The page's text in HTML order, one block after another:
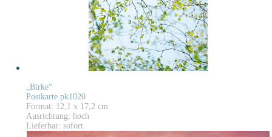
„Birke“
Postkarte pk1020
Format: 12,1 x 17,2 cm
Ausrichtung: hoch
Lieferbar: sofort